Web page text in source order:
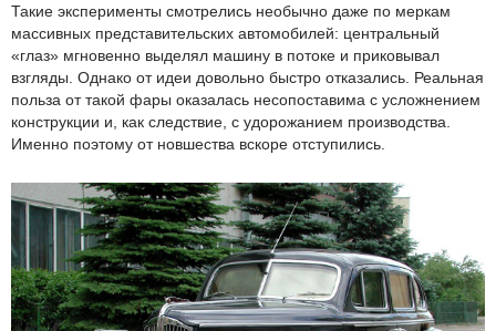
Такие эксперименты смотрелись необычно даже по меркам
массивных представительских автомобилей: центральный
«глаз» мгновенно выделял машину в потоке и приковывал
взгляды. Однако от идеи довольно быстро отказались. Реальная
польза от такой фары оказалась несопоставима с усложнением
конструкции и, как следствие, с удорожанием производства.
Именно поэтому от новшества вскоре отступились.